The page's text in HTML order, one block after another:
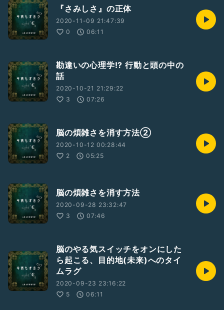
『さみしさ』の正体
2020-11-09 21:47:39
0
06:11
勘違いの心理学!? 行動と頭の中の
話
2020-10-21 21:29:22
3
07:26
脳の煩雑さを消す方法②
2020-10-12 00:28:44
2
05:25
脳の煩雑さを消す方法
2020-09-28 23:32:47
3
07:46
脳のやる気スイッチをオンにした
ら起こる、目的地(未来)へのタイ
ムラグ
2020-09-23 23:16:22
5
06:11